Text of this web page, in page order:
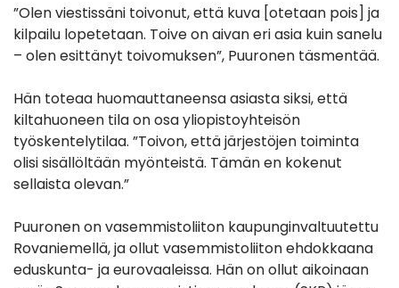
”Olen viestissäni toivonut, että kuva [otetaan pois] ja
kilpailu lopetetaan. Toive on aivan eri asia kuin sanelu
– olen esittänyt toivomuksen”, Puuronen täsmentää.
Hän toteaa huomauttaneensa asiasta siksi, että
kiltahuoneen tila on osa yliopistoyhteisön
työskentelytilaa. ”Toivon, että järjestöjen toiminta
olisi sisällöltään myönteistä. Tämän en kokenut
sellaista olevan.”
Puuronen on vasemmistoliiton kaupunginvaltuutettu
Rovaniemellä, ja ollut vasemmistoliiton ehdokkaana
eduskunta- ja eurovaaleissa. Hän on ollut aikoinaan